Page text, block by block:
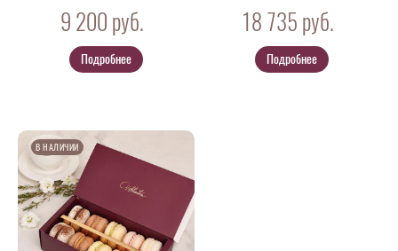
9 200 руб.
Подробнее
18 735 руб.
Подробнее
В НАЛИЧИИ